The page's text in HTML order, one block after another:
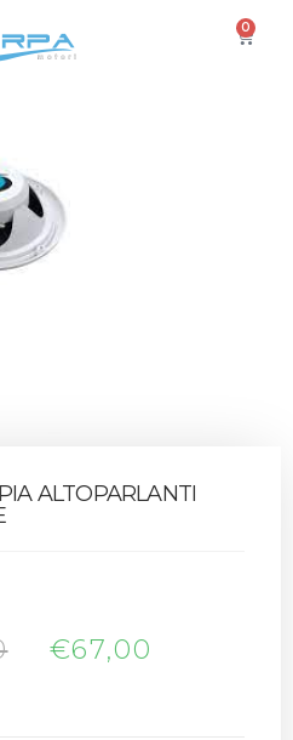
0
ALTOPARLANTI
€67,00